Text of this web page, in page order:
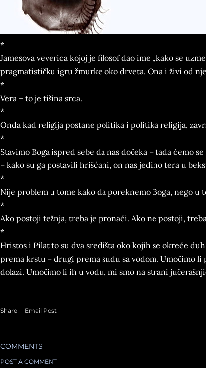
*
Jamesova veverica kojoj je filosof dao ime „kako se
pragmatističku igru žmurke oko drveta. Ona i živi od
*
Vera – to je tišina srca.
*
Onda kad religija postane politika i politika religija,
*
Stavimo Boga ispred sebe da nas dočeka – tada ćemo
– kako su ga postavili hrišćani, on nas jedino tera u
*
Nije problem u tome kako da poreknemo Boga, nego u
*
Ako postoji težnja, treba je pronaći. Ako ne postoji,
*
Hristos i Pilat to su dva središta oko kojih se okreće duh
prema krstu – drugi prema sudu sa vodom. Umočimo li
dolazi. Umočimo li ih u vodu, mi smo na strani
Share Email Post
COMMENTS
POST A COMMENT